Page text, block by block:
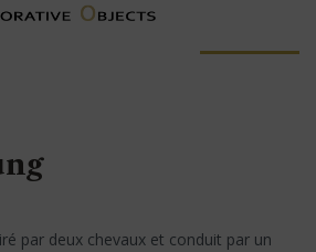
par deux chevaux et conduit par un